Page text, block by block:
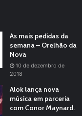
As mais pedidas da
semana – Orelhão da
Nova
10 de dezembro de
2018
Alok lança nova
música em parceria
com Conor Maynard.